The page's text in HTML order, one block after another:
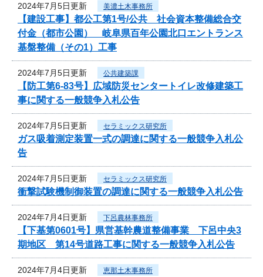
2024年7月5日更新 美濃土木事務所
【建設工事】都公工第1号/公共 社会資本整備総合交
付金（都市公園） 岐阜県百年公園北口エントランス
基盤整備（その1）工事
2024年7月5日更新 公共建築課
【防工第6-83号】広域防災センタートイレ改修建築工
事に関する一般競争入札公告
2024年7月5日更新 セラミックス研究所
ガス吸着測定装置一式の調達に関する一般競争入札公
告
2024年7月5日更新 セラミックス研究所
衝撃試験機制御装置の調達に関する一般競争入札公告
2024年7月4日更新 下呂農林事務所
【下基第0601号】県営基幹農道整備事業 下呂中央3
期地区 第14号道路工事に関する一般競争入札公告
2024年7月4日更新 恵那土木事務所